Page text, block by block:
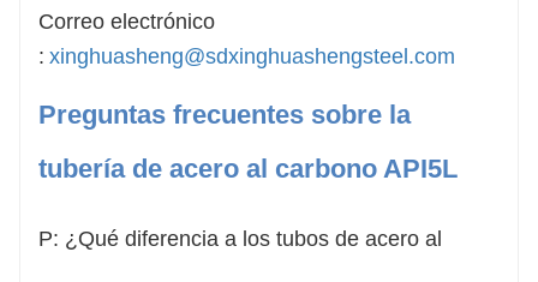
Correo electrónico
: xinghuasheng@sdxinghuashengsteel.com
Preguntas frecuentes sobre la
tubería de acero al carbono API5L
P: ¿Qué diferencia a los tubos de acero al